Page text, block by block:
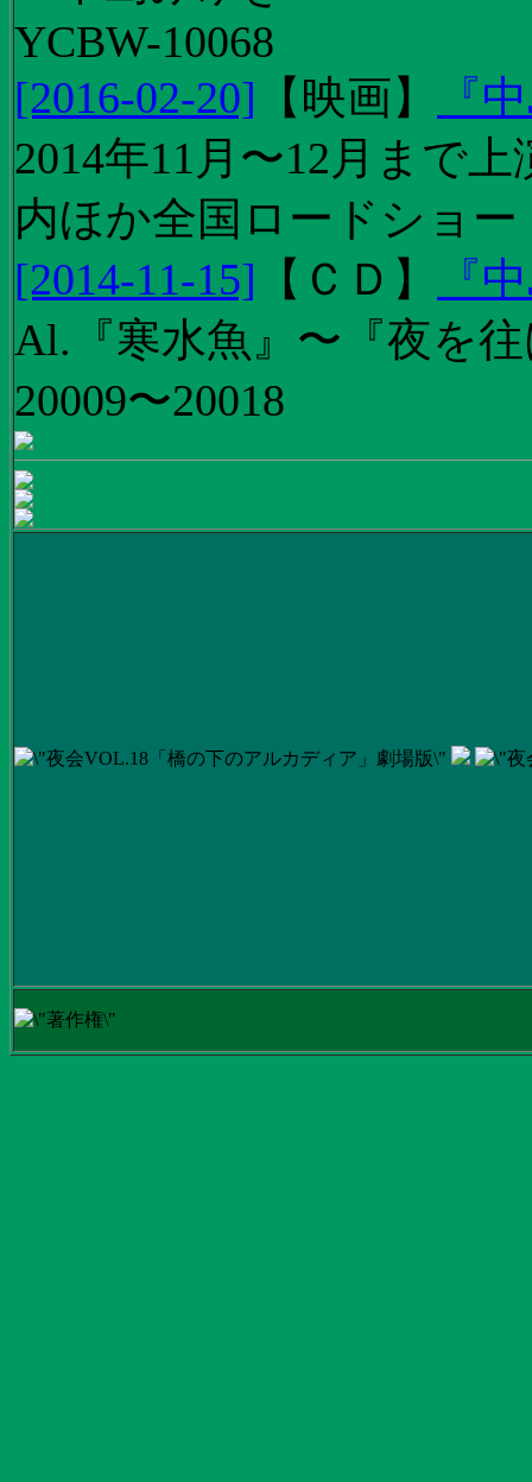
YCBW-10068
[2016-02-20] 【 映画】
『
2014年11月〜12月まで
内ほか全国ロードショー
[2014-11-15] 【 ＣＤ 】
『
Al.『寒水魚』〜『夜を
20009〜20018